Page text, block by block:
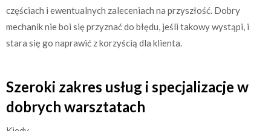
częściach i ewentualnych zaleceniach na przyszłość. Dobry
mechanik nie boi się przyznać do błędu, jeśli takowy wystąpi, i
stara się go naprawić z korzyścią dla klienta.
Szeroki zakres usług i specjalizacje w
dobrych warsztatach